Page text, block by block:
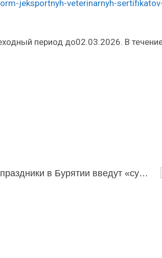
jeksportnyh-veterinarnyh-
период до02.03.2026. В
В новогодние праздники в Бурятии введут «сухой закон»